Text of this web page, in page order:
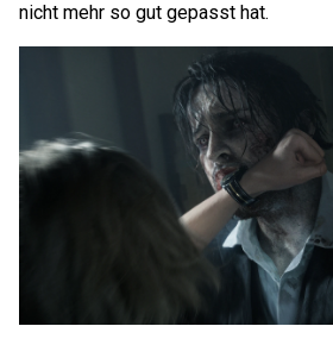
nicht mehr so gut gepasst hat.